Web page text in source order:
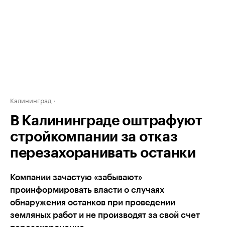
Калининград
В Калининграде оштрафуют
стройкомпании за отказ
перезахоранивать останки
Компании зачастую «забывают»
проинформировать власти о случаях
обнаружения останков при проведении
земляных работ и не производят за свой счет